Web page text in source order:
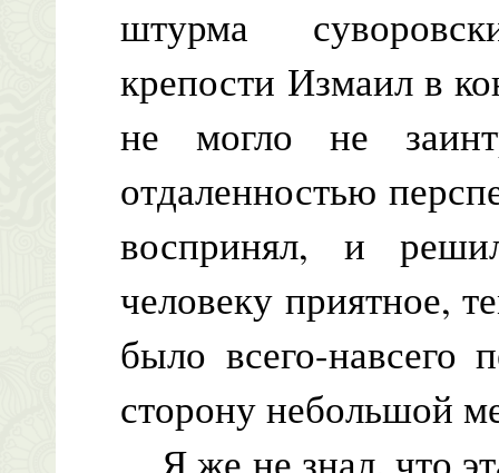
штурма
крепости Измаил в
не могло не
отдаленностью
воспринял, и
человеку приятное,
было всего-навсего
сторону небольшой
Я же не знал, что